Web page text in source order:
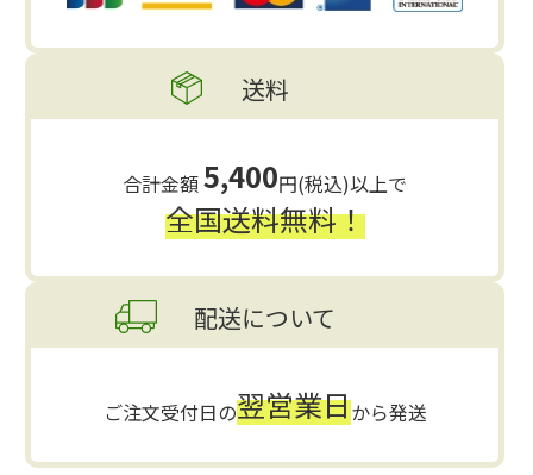
送料
合計金額5,400円(税込)以上で
全国送料無料！
配送について
ご注文受付日の翌営業日から発送